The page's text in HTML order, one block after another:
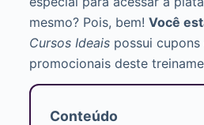
mesmo? Pois, bem! Você
Cursos Ideaispossui cupons
promocionais deste
Conteúdo